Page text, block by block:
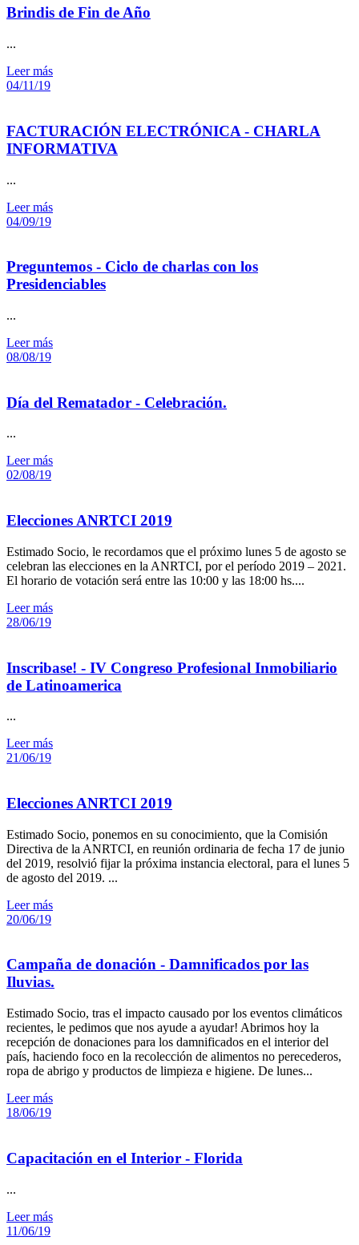
Brindis de Fin de Año
...
Leer más
04/11/19
FACTURACIÓN ELECTRÓNICA - CHARLA
INFORMATIVA
...
Leer más
04/09/19
Preguntemos - Ciclo de charlas con los
Presidenciables
...
Leer más
08/08/19
Día del Rematador - Celebración.
...
Leer más
02/08/19
Elecciones ANRTCI 2019
Estimado Socio, le recordamos que el próximo lunes 5 de agosto se
celebran las elecciones en la ANRTCI, por el período 2019 – 2021.
El horario de votación será entre las 10:00 y las 18:00 hs....
Leer más
28/06/19
Inscribase! - IV Congreso Profesional Inmobiliario
de Latinoamerica
...
Leer más
21/06/19
Elecciones ANRTCI 2019
Estimado Socio, ponemos en su conocimiento, que la Comisión
Directiva de la ANRTCI, en reunión ordinaria de fecha 17 de junio
del 2019, resolvió fijar la próxima instancia electoral, para el lunes 5
de agosto del 2019. ...
Leer más
20/06/19
Campaña de donación - Damnificados por las
Iluvias.
Estimado Socio, tras el impacto causado por los eventos climáticos
recientes, le pedimos que nos ayude a ayudar! Abrimos hoy la
recepción de donaciones para los damnificados en el interior del
país, haciendo foco en la recolección de alimentos no perecederos,
ropa de abrigo y productos de limpieza e higiene. De lunes...
Leer más
18/06/19
Capacitación en el Interior - Florida
...
Leer más
11/06/19